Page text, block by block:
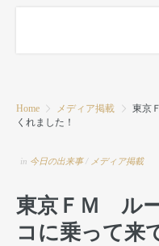
Home メディア掲載
東京
くれました！
in 今日の出来事/ メディア掲載
東京ＦＭ ル
コに乗って来